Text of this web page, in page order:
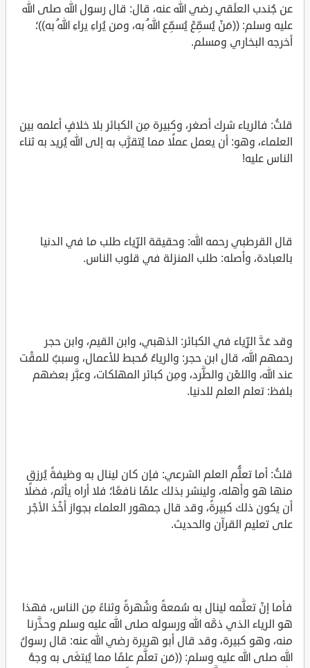
عن جُندب العلَقي رضي الله عنه، قال: قال رسول الله صلى الله
عليه وسلم: ((مَنْ يُسمِّعْ يُسمِّع اللهُ به، ومن يُراءِ يراءِ اللهُ به))؛
أخرجه البخاري ومسلم.
قلتُ: فالرياء شرك أصغر، وكبيرة مِن الكبائر بلا خلافٍ أعلمه بين
العلماء، وهو: أن يعمل عملًا مما يُتقرَّب به إلى الله يُريد به ثناء
الناس عليه!
قال القرطبي رحمه الله: وحقيقة الرِّياء طلب ما في الدنيا
بالعبادة، وأصله: طلب المنزلة في قلوب الناس.
وقد عَدَّ الرِّياء في الكبائر: الذهبي، وابن القيم، وابن حجر
رحمهم الله، قال ابن حجر: والرياءُ مُحبط للأعمال، وسببٌ للمقْت
عند الله، واللعْن والطَّرد، ومِن كبائر المهلكات، وعبَّر بعضهم
بلفظ: تعلم العلم للدنيا.
قلتُ: أما تعلُّم العلم الشرعي: فإن كان لينال به وظيفةً يُرزق
منها هو وأهله، ولينشر بذلك علمًا نافعًا؛ فلا أراه يأثم، فضلًا
أن يكون ذلك كبيرةً، وقد قال جمهور العلماء بجواز أخْذ الأجْر
على تعليم القرآن والحديث.
فأما إنْ تعلَّمه لينال به سُمعةً وشُهرةً وثناءً مِن الناس، فهذا
هو الرياء الذي ذمَّه الله ورسوله صلى الله عليه وسلم وحذَّرنا
منه، وهو كبيرة، وقد قال أبو هريرة رضي الله عنه: قال رسولُ
الله صلى الله عليه وسلم: ((مَن تعلَّم علمًا مما يُبتغَى به وجهُ